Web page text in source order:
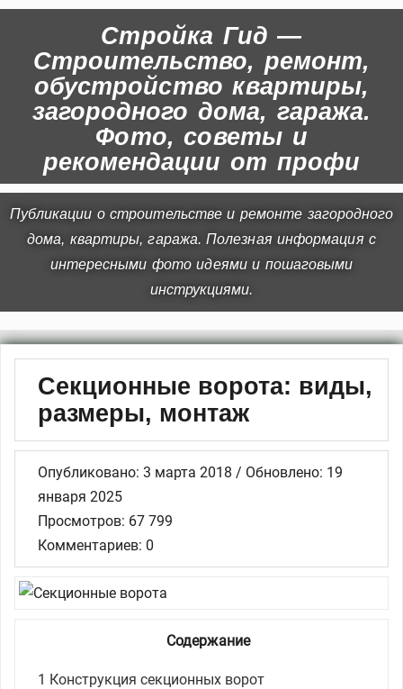
Стройка Гид —
Строительство, ремонт,
обустройство квартиры,
загородного дома, гаража.
Фото, советы и
рекомендации от профи
Публикации о строительстве и ремонте загородного
дома, квартиры, гаража. Полезная информация с
интересными фото идеями и пошаговыми
инструкциями.
Секционные ворота: виды,
размеры, монтаж
Опубликовано: 3 марта 2018 / Обновлено: 19
января 2025
Просмотров: 67 799
Комментариев: 0
Содержание
1 Конструкция секционных ворот